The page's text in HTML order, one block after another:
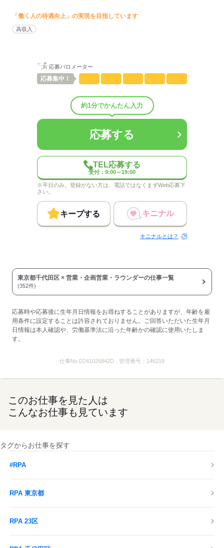
男女の割合 男性
しずか
配属先部署：
（男0：女1）
平均年齢25歳
事業内容出版・印刷
応募する
「働く人の待遇向上」の実現を目指しています
高収入
応募バロメーター
応募集中！
約1分でかんたん入力
応募する
TEL応募する
受付：9:00～19:00
※平日のみ。登録がない方は、電話ではなくまずWeb応募下
さい。
キープする キニナル
キニナルとは？
東京都千代田区 × 営業・企画営業・ラウンダーの仕事一覧
(352件)
応募時や応募後に生年月日情報をお尋ねすることがありますが、年齢を雇
用条件に設定することは許容されておりません。ご回答いただいた生年月
日情報は本人確認や、労働基準法に沿った年齢かの確認に使用いたしま
す。
仕事No. D241026842D 管理番号： 146219
このお仕事を見た人は
こんなお仕事も見ています
タグからお仕事を探す
#RPA
RPA 東京都
RPA 23区